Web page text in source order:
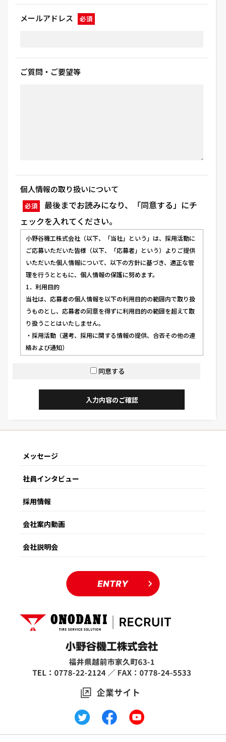
メールアドレス 必須
ご質問・ご要望等
個人情報の取り扱いについて
必須
最後までお読みになり、「同意する」にチ
ェックを入れてください。
小野谷機工株式会社（以下、「当社」という」は、採用活動に
ご応募いただいた皆様（以下、「応募者」という）よりご提供
いただいた個人情報について、以下の方針に基づき、適正な管
理を行うとともに、個人情報の保護に努めます。
1．利用目的
当社は、応募者の個人情報を以下の利用目的の範囲内で取り扱
うものとし、応募者の同意を得ずに利用目的の範囲を超えて取
り扱うことはいたしません。
・採用活動（選考、採用に関する情報の提供、合否その他の連
絡および通知）
・入社後の人事・労務管理
当社では、上記の利用目的で取得した個人情報を、適切かつ厳
重に管理いたします。採用選考の結果、当社に入社いただく方
の個人情報については、入社後も引き続き社員情報として管理
いたします。その方の個人情報に関しては、当該採用選考を終
3．第三者への開示・提供
当社にご提供いただいた個人情報は、以下の場合を除き、いか
なる第三者にも開示または提供することはいたしません。
・法令等で要求された場合
開示が必要な場合
ご提供いただいた個人情報は、個人情報保護法に基づき、開
除・利用停止等をご請求される場合には、下記当社採用担当者
までご連絡ください。
ONODANIグループ
小野谷機工株式会社 総務部 採用担当
同意する
メッセージ
社員インタビュー
採用情報
会社案内動画
会社説明会